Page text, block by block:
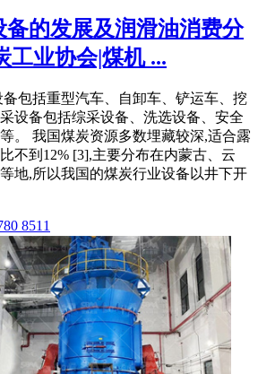
备的发展及润滑油消费分
工业协会|煤机 ...
包括重型汽车、自卸车、铲运车、挖
设备包括综采设备、洗选设备、安全
。 我国煤炭资源多数埋藏较深,适合露
不到12% [3],主要分布在内蒙古、云
地,所以我国的煤炭行业设备以井下开
8511